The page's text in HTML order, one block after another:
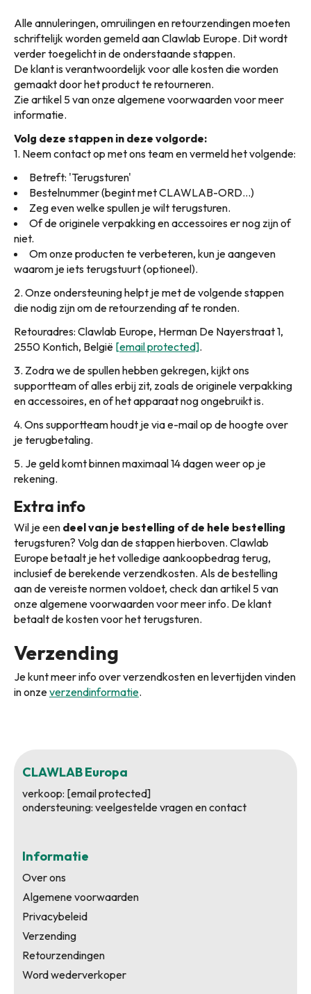
Alle annuleringen, omruilingen en retourzendingen moeten
schriftelijk worden gemeld aan Clawlab Europe. Dit wordt
verder toegelicht in de onderstaande stappen.
De klant is verantwoordelijk voor alle kosten die worden
gemaakt door het product te retourneren.
Zie artikel 5 van onze algemene voorwaarden voor meer
informatie.
Volg deze stappen in deze volgorde:
1. Neem contact op met ons team en vermeld het volgende:
Betreft: 'Terugsturen'
Bestelnummer (begint met CLAWLAB-ORD...)
Zeg even welke spullen je wilt terugsturen.
Of de originele verpakking en accessoires er nog zijn of
niet.
Om onze producten te verbeteren, kun je aangeven
waarom je iets terugstuurt (optioneel).
2. Onze ondersteuning helpt je met de volgende stappen
die nodig zijn om de retourzending af te ronden.
Retouradres: Clawlab Europe, Herman De Nayerstraat 1,
2550 Kontich, België [email protected].
3. Zodra we de spullen hebben gekregen, kijkt ons
supportteam of alles erbij zit, zoals de originele verpakking
en accessoires, en of het apparaat nog ongebruikt is.
4. Ons supportteam houdt je via e-mail op de hoogte over
je terugbetaling.
5. Je geld komt binnen maximaal 14 dagen weer op je
rekening.
Extra info
Wil je een deel van je bestelling of de hele bestelling
terugsturen? Volg dan de stappen hierboven. Clawlab
Europe betaalt je het volledige aankoopbedrag terug,
inclusief de berekende verzendkosten. Als de bestelling
aan de vereiste normen voldoet, check dan artikel 5 van
onze algemene voorwaarden voor meer info. De klant
betaalt de kosten voor het terugsturen.
Verzending
Je kunt meer info over verzendkosten en levertijden vinden
in onzeverzendinformatie.
CLAWLAB Europa
verkoop: [email protected]
ondersteuning: veelgestelde vragen en contact
Informatie
Over ons
Algemene voorwaarden
Privacybeleid
Verzending
Retourzendingen
Word wederverkoper